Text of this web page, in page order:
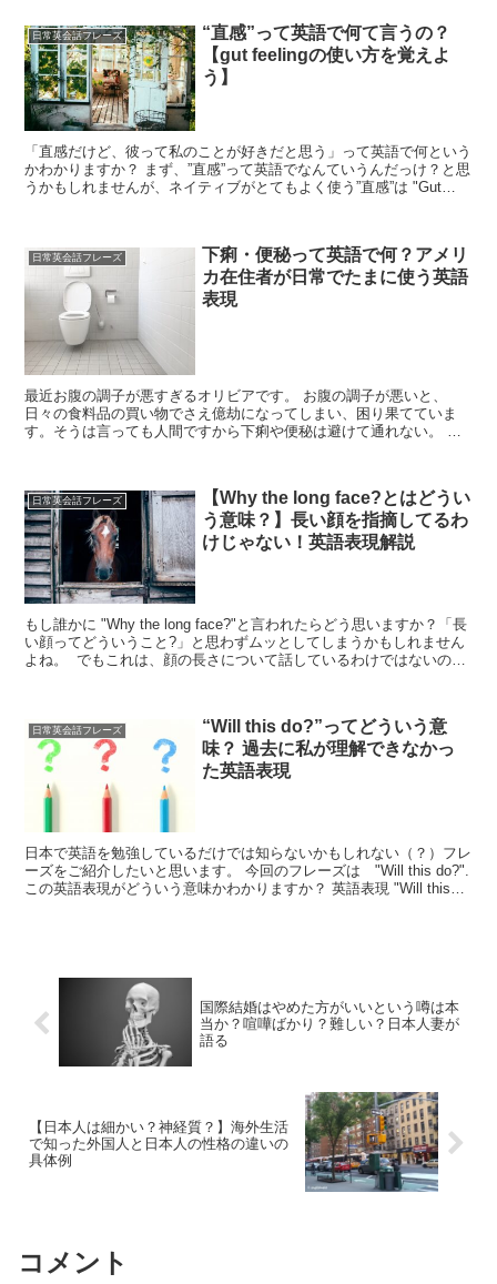
日常英会話フレーズ
“直感”って英語で何て言うの？
【gut feelingの使い方を覚えよ
う】
「直感だけど、彼って私のことが好きだと思う」って英語で何という
かわかりますか？ まず、”直感”って英語でなんていうんだっけ？と思
うかもしれませんが、ネイティブがとてもよく使う”直感”は "Gut
日常英会話フレーズ
下痢・便秘って英語で何？アメリ
カ在住者が日常でたまに使う英語
表現
最近お腹の調子が悪すぎるオリビアです。 お腹の調子が悪いと、
日々の食料品の買い物でさえ億劫になってしまい、困り果てていま
す。そうは言っても人間ですから下痢や便秘は避けて通れない。 と
日常英会話フレーズ
【Why the long face?とはどうい
う意味？】長い顔を指摘してるわ
けじゃない！英語表現解説
もし誰かに "Why the long face?"と言われたらどう思いますか？「長
い顔ってどういうこと?」と思わずムッとしてしまうかもしれません
よね。 でもこれは、顔の長さについて話しているわけではないので
日常英会話フレーズ
“Will this do?”ってどういう意
味？ 過去に私が理解できなかっ
た英語表現
日本で英語を勉強しているだけでは知らないかもしれない（？）フレ
ーズをご紹介したいと思います。 今回のフレーズは "Will this do?".
この英語表現がどういう意味かわかりますか？ 英語表現 "Will this
国際結婚はやめた方がいいという噂は本
当か？喧嘩ばかり？難しい？日本人妻が
語る
【日本人は細かい？神経質？】海外生活
で知った外国人と日本人の性格の違いの
具体例
コメント